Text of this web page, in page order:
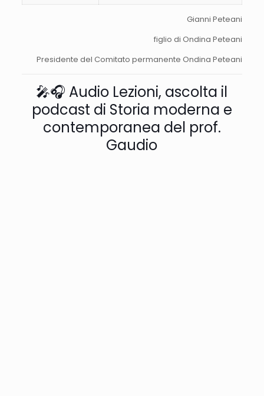
Gianni Peteani
figlio di Ondina Peteani
Presidente del Comitato permanente Ondina Peteani
🎤🎧 Audio Lezioni, ascolta il
podcast di Storia moderna e
contemporanea del prof.
Gaudio